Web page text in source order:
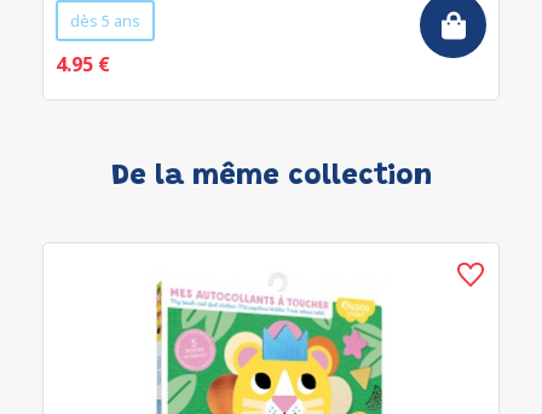
dès 5 ans
4.95 €
De la même collection